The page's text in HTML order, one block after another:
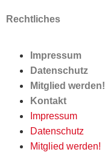
Rechtliches
Impressum
Datenschutz
Mitglied werden!
Kontakt
Impressum
Datenschutz
Mitglied werden!